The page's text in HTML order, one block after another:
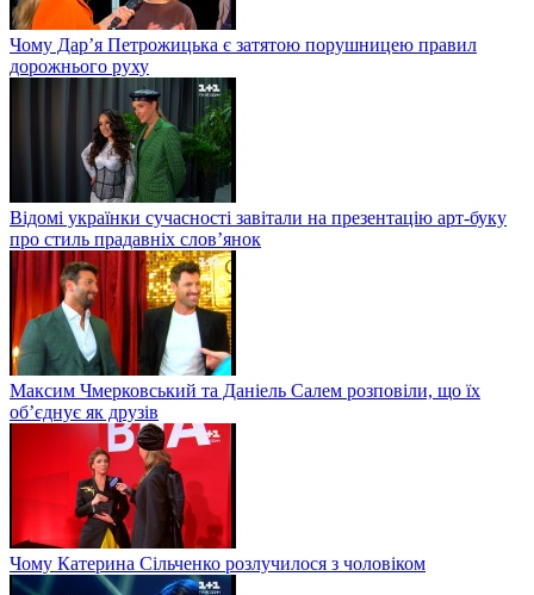
Чому Дар’я Петрожицька є затятою порушницею правил
дорожнього руху
Відомі українки сучасності завітали на презентацію арт-буку
про стиль прадавніх слов’янок
Максим Чмерковський та Даніель Салем розповіли, що їх
об’єднує як друзів
Чому Катерина Сільченко розлучилося з чоловіком